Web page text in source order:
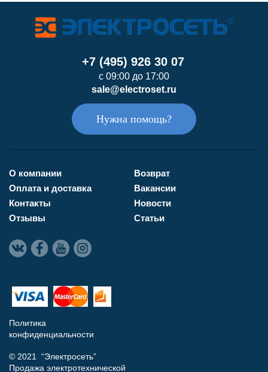
+7 (495) 926 30 07
с 09:00 до 17:00
sale@electroset.ru
Нужна помощь?
О компании
Оплата и доставка
Контакты
Отзывы
Возврат
Вакансии
Новости
Статьи
Политика
конфиденциальности
© 2021 “Электросеть”
Продажа электротехнической